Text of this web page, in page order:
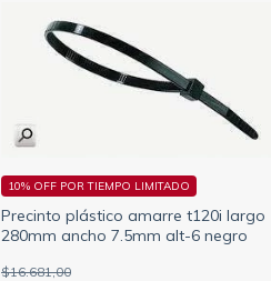
Precinto plástico amarre t120i largo
280mm ancho 7.5mm alt-6 negro
$16.681,00
10% OFF POR TIEMPO LIMITADO